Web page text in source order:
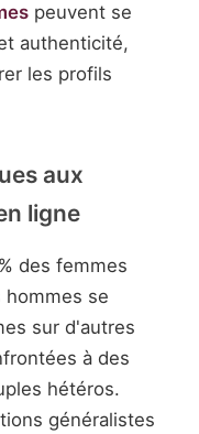
peuvent se
authenticité,
les profils
aux
ligne
des femmes
se
sur d'autres
à des
hétéros.
généralistes